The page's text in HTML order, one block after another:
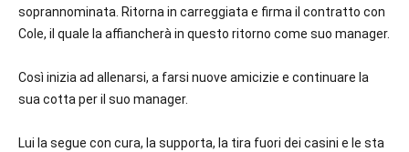
soprannominata. Ritorna in carreggiata e firma il contratto con
Cole, il quale la affiancherà in questo ritorno come suo manager.
Così inizia ad allenarsi, a farsi nuove amicizie e continuare la
sua cotta per il suo manager.
Lui la segue con cura, la supporta, la tira fuori dei casini e le sta